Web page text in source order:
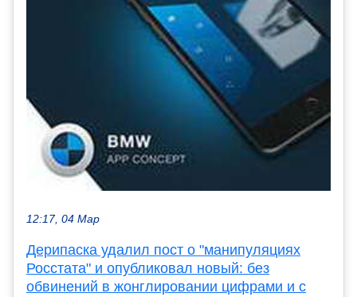
12:17, 04 Мар
Дерипаска удалил пост о "манипуляциях
Росстата" и опубликовал новый: без
обвинений в жонглировании цифрами и с